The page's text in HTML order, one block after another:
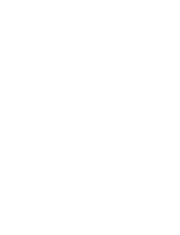
julkaisuista ja paljon muuta...